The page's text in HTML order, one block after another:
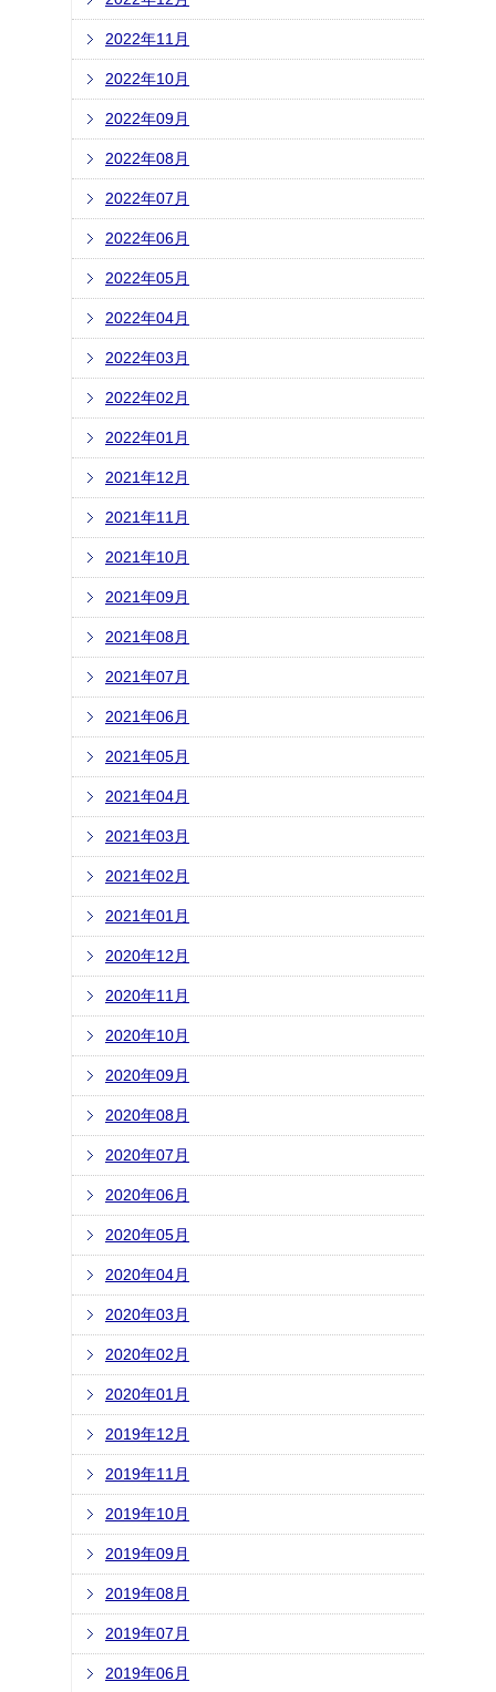
2022年11月
2022年10月
2022年09月
2022年08月
2022年07月
2022年06月
2022年05月
2022年04月
2022年03月
2022年02月
2022年01月
2021年12月
2021年11月
2021年10月
2021年09月
2021年08月
2021年07月
2021年06月
2021年05月
2021年04月
2021年03月
2021年02月
2021年01月
2020年12月
2020年11月
2020年10月
2020年09月
2020年08月
2020年07月
2020年06月
2020年05月
2020年04月
2020年03月
2020年02月
2020年01月
2019年12月
2019年11月
2019年10月
2019年09月
2019年08月
2019年07月
2019年06月